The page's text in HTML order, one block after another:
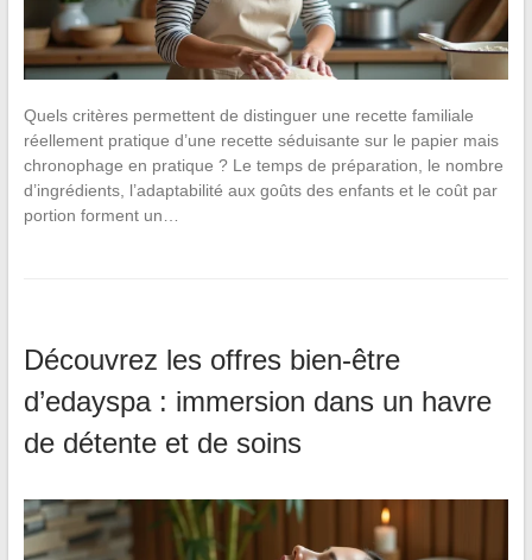
Quels critères permettent de distinguer une recette familiale
réellement pratique d’une recette séduisante sur le papier mais
chronophage en pratique ? Le temps de préparation, le nombre
d’ingrédients, l’adaptabilité aux goûts des enfants et le coût par
portion forment un…
Découvrez les offres bien-être
d’edayspa : immersion dans un havre
de détente et de soins